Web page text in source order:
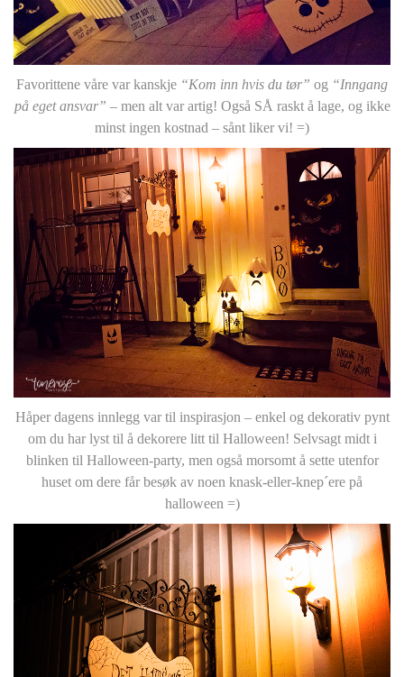
Favorittene våre var kanskje “Kom inn hvis du tør” og “Inngang
på eget ansvar” – men alt var artig! Også SÅ raskt å lage, og ikke
minst ingen kostnad – sånt liker vi! =)
Håper dagens innlegg var til inspirasjon – enkel og dekorativ pynt
om du har lyst til å dekorere litt til Halloween! Selvsagt midt i
blinken til Halloween-party, men også morsomt å sette utenfor
huset om dere får besøk av noen knask-eller-knep´ere på
halloween =)